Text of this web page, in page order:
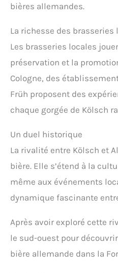
bières allemandes.
La richesse des brasseries
Les brasseries locales
préservation et la
Cologne, des
Früh proposent des
chaque gorgée de Kölsch
Un duel historique
La rivalité entre Kölsch et
bière. Elle s’étend à la
même aux événements
dynamique fascinante
Après avoir exploré cette
le sud-ouest pour
bière allemande dans la